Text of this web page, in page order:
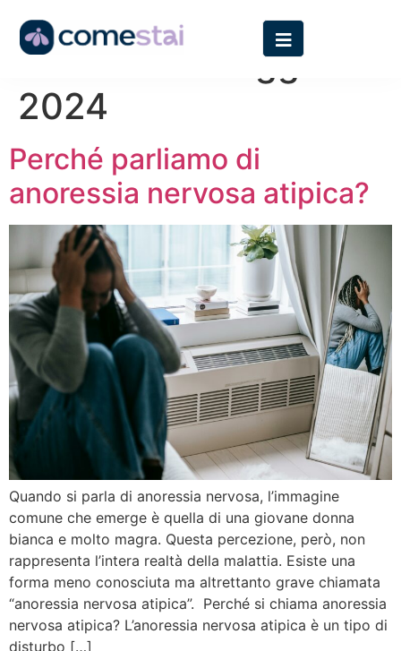
Giorno:
13 Maggio
2024
Perché parliamo di
anoressia nervosa atipica?
Quando si parla di anoressia nervosa, l’immagine
comune che emerge è quella di una giovane donna
bianca e molto magra. Questa percezione, però, non
rappresenta l’intera realtà della malattia. Esiste una
forma meno conosciuta ma altrettanto grave chiamata
“anoressia nervosa atipica”. Perché si chiama anoressia
nervosa atipica? L’anoressia nervosa atipica è un tipo di
disturbo […]